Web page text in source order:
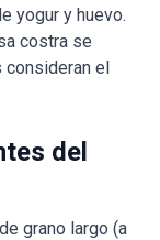
yogur y huevo.
costra se
consideran el
del
grano largo (a